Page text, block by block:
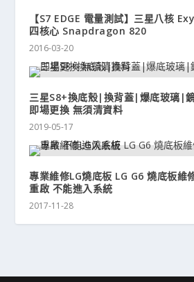
【S7 EDGE 電量測試】三星八核
四核心 Snapdragon 820
2016-03-20
三星S8+換底殼|換背蓋|爆底玻璃|
即場更換 無須清資料
2019-05-17
專業維修LG燒底板 LG G6 燒底板維
重啟 不能進入系統
2017-11-28